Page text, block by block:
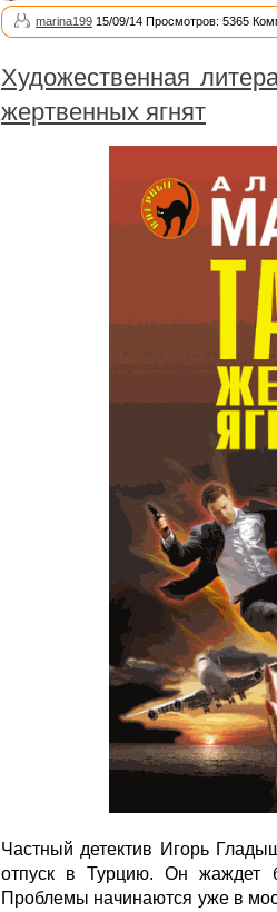
marina199 15/09/14 Просмотров: 5365
Художественная
жертвенных ягнят
Частный детектив Игорь
отпуск в Турцию. Он жаждет
Проблемы начинаются уже в